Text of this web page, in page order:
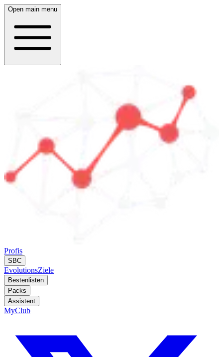
Open main menu
Profis
SBC
EvolutionsZiele
Bestenlisten
Packs
Assistent
MyClub